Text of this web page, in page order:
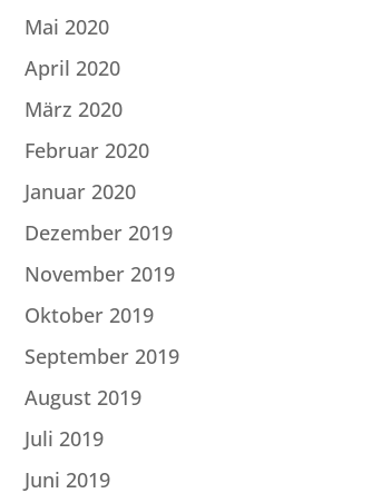
Mai 2020
April 2020
März 2020
Februar 2020
Januar 2020
Dezember 2019
November 2019
Oktober 2019
September 2019
August 2019
Juli 2019
Juni 2019